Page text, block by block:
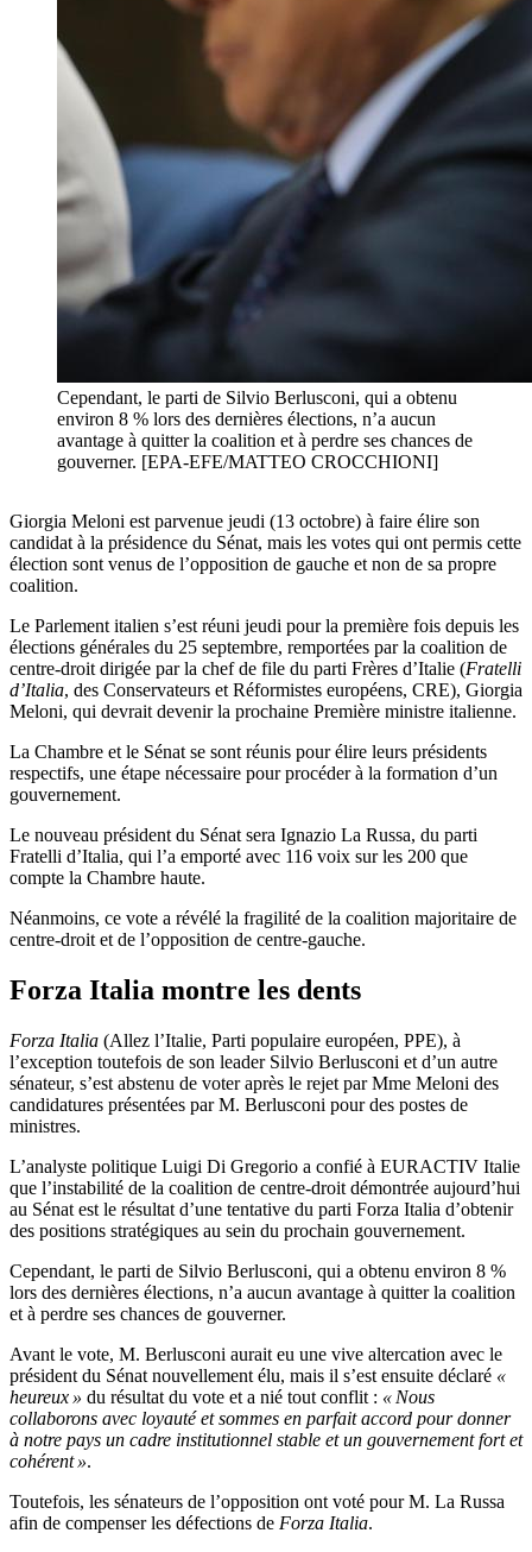
Cependant, le parti de Silvio Berlusconi, qui a obtenu
environ 8 % lors des dernières élections, n’a aucun
avantage à quitter la coalition et à perdre ses chances de
gouverner. [EPA-EFE/MATTEO CROCCHIONI]
Giorgia Meloni est parvenue jeudi (13 octobre) à faire élire son
candidat à la présidence du Sénat, mais les votes qui ont permis cette
élection sont venus de l’opposition de gauche et non de sa propre
coalition.
Le Parlement italien s’est réuni jeudi pour la première fois depuis les
élections générales du 25 septembre, remportées par la coalition de
centre-droit dirigée par la chef de file du parti Frères d’Italie (Fratelli
d’Italia, des Conservateurs et Réformistes européens, CRE), Giorgia
Meloni, qui devrait devenir la prochaine Première ministre italienne.
La Chambre et le Sénat se sont réunis pour élire leurs présidents
respectifs, une étape nécessaire pour procéder à la formation d’un
gouvernement.
Le nouveau président du Sénat sera Ignazio La Russa, du parti
Fratelli d’Italia, qui l’a emporté avec 116 voix sur les 200 que
compte la Chambre haute.
Néanmoins, ce vote a révélé la fragilité de la coalition majoritaire de
centre-droit et de l’opposition de centre-gauche.
Forza Italia montre les dents
Forza Italia (Allez l’Italie, Parti populaire européen, PPE), à
l’exception toutefois de son leader Silvio Berlusconi et d’un autre
sénateur, s’est abstenu de voter après le rejet par Mme Meloni des
candidatures présentées par M. Berlusconi pour des postes de
ministres.
L’analyste politique Luigi Di Gregorio a confié à EURACTIV Italie
que l’instabilité de la coalition de centre-droit démontrée aujourd’hui
au Sénat est le résultat d’une tentative du parti Forza Italia d’obtenir
des positions stratégiques au sein du prochain gouvernement.
Cependant, le parti de Silvio Berlusconi, qui a obtenu environ 8 %
lors des dernières élections, n’a aucun avantage à quitter la coalition
et à perdre ses chances de gouverner.
Avant le vote, M. Berlusconi aurait eu une vive altercation avec le
président du Sénat nouvellement élu, mais il s’est ensuite déclaré «
heureux » du résultat du vote et a nié tout conflit : « Nous
collaborons avec loyauté et sommes en parfait accord pour donner
à notre pays un cadre institutionnel stable et un gouvernement fort et
cohérent ».
Toutefois, les sénateurs de l’opposition ont voté pour M. La Russa
afin de compenser les défections de Forza Italia.